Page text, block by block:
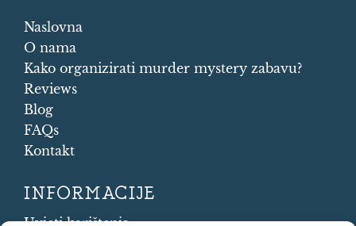
Naslovna
O nama
Kako organizirati murder mystery zabavu?
Reviews
Blog
FAQs
Kontakt
INFORMACIJE